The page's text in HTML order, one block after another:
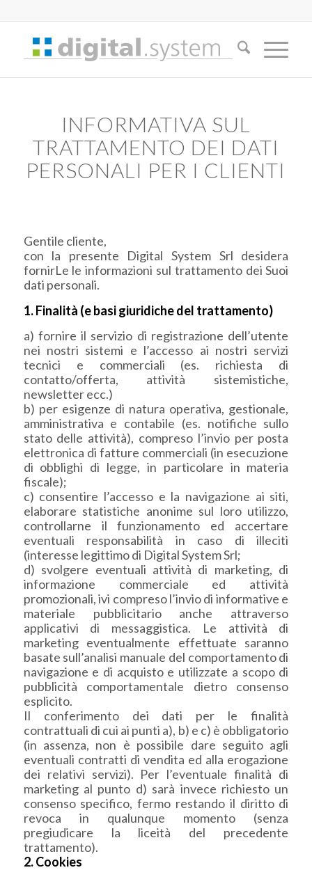
INFORMATIVA SUL
TRATTAMENTO DEI DATI
PERSONALI PER I CLIENTI
Gentile cliente,
con la presente Digital System Srl desidera
fornirLe le informazioni sul trattamento dei Suoi
dati personali.
1. Finalità (e basi giuridiche del trattamento)
a) fornire il servizio di registrazione dell’utente
nei nostri sistemi e l’accesso ai nostri servizi
tecnici e commerciali (es. richiesta di
contatto/offerta, attività sistemistiche,
newsletter ecc.)
b) per esigenze di natura operativa, gestionale,
amministrativa e contabile (es. notifiche sullo
stato delle attività), compreso l’invio per posta
elettronica di fatture commerciali (in esecuzione
di obblighi di legge, in particolare in materia
fiscale);
c) consentire l’accesso e la navigazione ai siti,
elaborare statistiche anonime sul loro utilizzo,
controllarne il funzionamento ed accertare
eventuali responsabilità in caso di illeciti
(interesse legittimo di Digital System Srl;
d) svolgere eventuali attività di marketing, di
informazione commerciale ed attività
promozionali, ivi compreso l’invio di informative e
materiale pubblicitario anche attraverso
applicativi di messaggistica. Le attività di
marketing eventualmente effettuate saranno
basate sull’analisi manuale del comportamento di
navigazione e di acquisto e utilizzate a scopo di
pubblicità comportamentale dietro consenso
esplicito.
Il conferimento dei dati per le finalità
contrattuali di cui ai punti a), b) e c) è obbligatorio
(in assenza, non è possibile dare seguito agli
eventuali contratti di vendita ed alla erogazione
dei relativi servizi). Per l’eventuale finalità di
marketing al punto d) sarà invece richiesto un
consenso specifico, fermo restando il diritto di
revoca in qualunque momento (senza
pregiudicare la liceità del precedente
trattamento).
2. Cookies